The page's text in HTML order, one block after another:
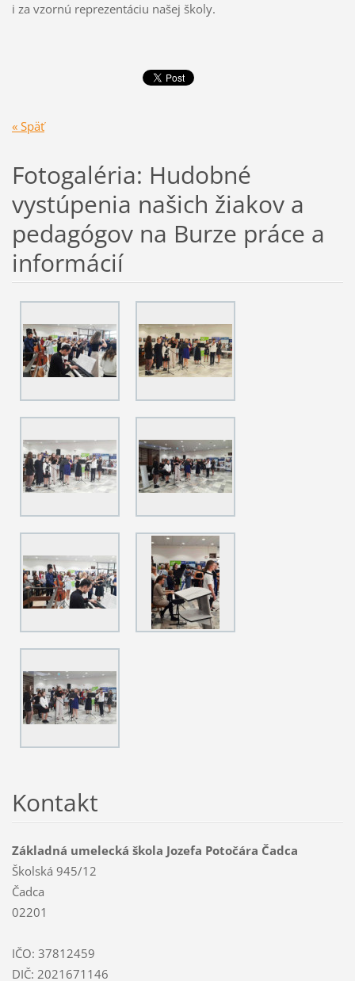
i za vzornú reprezentáciu našej školy.
« Späť
Fotogaléria: Hudobné
vystúpenia našich žiakov a
pedagógov na Burze práce a
informácií
Kontakt
Základná umelecká škola Jozefa Potočára Čadca
Školská 945/12
Čadca
02201
IČO: 37812459
DIČ: 2021671146